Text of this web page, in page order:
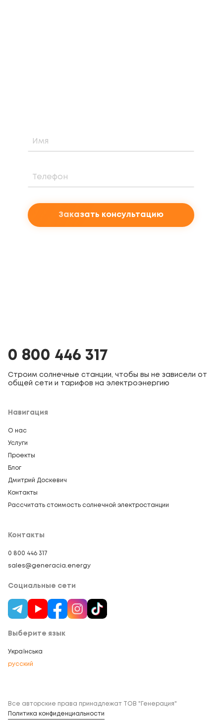
Заказать консультацию
0 800 446 317
Строим солнечные станции, чтобы вы не зависели от
общей сети и тарифов на электроэнергию
Навигация
О нас
Услуги
Проекты
Блог
Дмитрий Доскевич
Контакты
Рассчитать стоимость солнечной электростанции
Контакты
0 800 446 317
sales@generacia.energy
Социальные сети
Выберите язык
Українська
русский
Все авторские права принадлежат ТОВ "Генерация"
Политика конфиденциальности